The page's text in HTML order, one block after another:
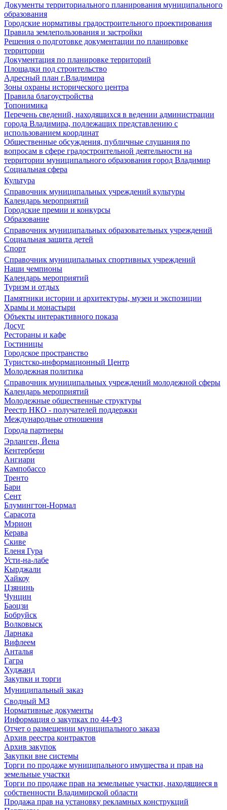
Документы территориального планирования муниципального
образования
Городские нормативы градостроительного проектирования
Правила землепользования и застройки
Решения о подготовке документации по планировке
территории
Документация по планировке территорий
Площадки под строительство
Адресный план г.Владимира
Зоны охраны исторического центра
Правила благоустройства
Топонимика
Перечень сведений, находящихся в ведении администрации
города Владимира, подлежащих представлению с
использованием координат
Общественные обсуждения, публичные слушания по
вопросам в сфере градостроительной деятельности на
территории муниципального образования город Владимир
Социальная сфера
Культура
Справочник муниципальных учреждений культуры
Календарь мероприятий
Городские премии и конкурсы
Образование
Справочник муниципальных образовательных учреждений
Социальная защита детей
Спорт
Справочник муниципальных спортивных учреждений
Наши чемпионы
Календарь мероприятий
Туризм и отдых
Памятники истории и архитектуры, музеи и экспозиции
Храмы и монастыри
Объекты интерактивного показа
Досуг
Рестораны и кафе
Гостиницы
Городское пространство
Туристско-информационный Центр
Молодежная политика
Справочник муниципальных учреждений молодежной сферы
Календарь мероприятий
Молодежные общественные структуры
Реестр НКО - получателей поддержки
Международные отношения
Города партнеры
Эрланген, Йена
Кентербери
Ангиари
Кампобассо
Тренто
Бари
Сент
Блумингтон-Нормал
Сарасота
Мэрион
Керава
Скиве
Еленя Гура
Усти-на-лабе
Кырджали
Хайкоу
Цзянинь
Чунцин
Баоцзи
Бобруйск
Волковыск
Ларнака
Вифлеем
Анталья
Гагра
Худжанд
Закупки и торги
Муниципальный заказ
Сводный МЗ
Нормативные документы
Информация о закупках по 44-ФЗ
Отчет о размещении муниципального заказа
Архив реестра контрактов
Архив закупок
Закупки вне системы
Торги по продаже муниципального имущества и прав на
земельные участки
Торги по продаже прав на земельные участки, находящиеся в
собственности Владимирской области
Продажа прав на установку рекламных конструкций